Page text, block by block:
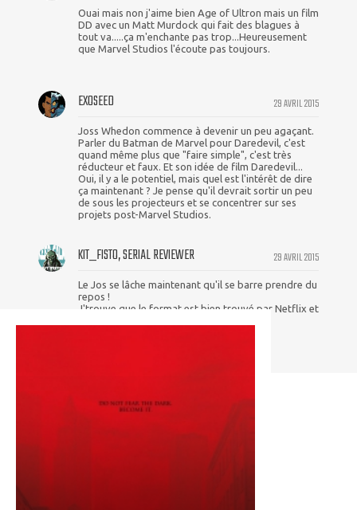
Ouai mais non j'aime bien Age of Ultron mais un film
DD avec un Matt Murdock qui fait des blagues à
tout va.....ça m'enchante pas trop...Heureusement
que Marvel Studios l'écoute pas toujours.
29 AVRIL 2015
EXOSEED
Joss Whedon commence à devenir un peu agaçant.
Parler du Batman de Marvel pour Daredevil, c'est
quand même plus que "faire simple", c'est très
réducteur et faux. Et son idée de film Daredevil...
Oui, il y a le potentiel, mais quel est l'intérêt de dire
ça maintenant ? Je pense qu'il devrait sortir un peu
de sous les projecteurs et se concentrer sur ses
projets post-Marvel Studios.
29 AVRIL 2015
KIT_FISTO, SERIAL REVIEWER
Le Jos se lâche maintenant qu'il se barre prendre du
repos !
J'trouve que le format est bien trouvé par Netflix et